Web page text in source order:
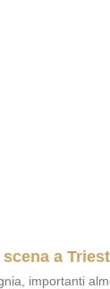
a
importanti